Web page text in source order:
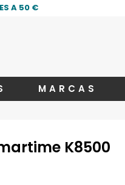
A 50 €
MARCAS
K8500